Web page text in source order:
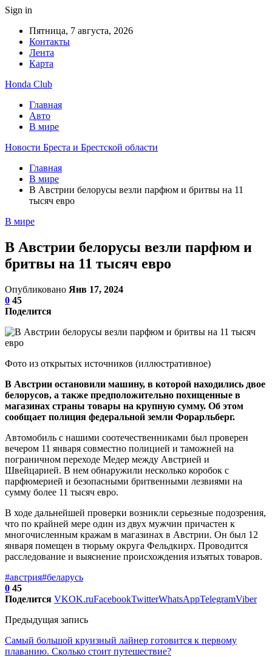
Sign in
Пятница, 7 августа, 2026
Контакты
Лента
Карта
Honda Club
Главная
Авто
В мире
Новости Бреста и Брестской области
Главная
В мире
В Австрии белорусы везли парфюм и бритвы на 11
тысяч евро
В мире
В Австрии белорусы везли парфюм и
бритвы на 11 тысяч евро
Опубликовано Янв 17, 2024
0 45
Поделится
Фото из открытых источников (иллюстративное)
В Австрии остановили машину, в которой находились двое
белорусов, а также предположительно похищенные в
магазинах страны товары на крупную сумму. Об этом
сообщает полиция федеральной земли Форарльберг.
Автомобиль с нашими соотечественниками был проверен
вечером 11 января совместно полицией и таможней на
пограничном переходе Медер между Австрией и
Швейцарией. В нем обнаружили несколько коробок с
парфюмерией и безопасными бритвенными лезвиями на
сумму более 11 тысяч евро.
В ходе дальнейшей проверки возникли серьезные подозрения,
что по крайней мере один из двух мужчин причастен к
многочисленным кражам в магазинах в Австрии. Он был 12
января помещен в тюрьму округа Фельдкирх. Проводится
расследование и выяснение происхождения изъятых товаров.
#австрия#беларусь
0 45
Поделится VKOK.ruFacebookTwitterWhatsAppTelegramViber
Предыдущая запись
Самый большой круизный лайнер готовится к первому
плаванию. Сколько стоит путешествие?